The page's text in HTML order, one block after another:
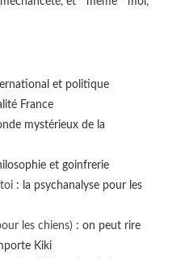
et politique
France
mystérieux de la
et goinfrerie
: la psychanalyse pour les
les chiens): on peut rire
Kiki